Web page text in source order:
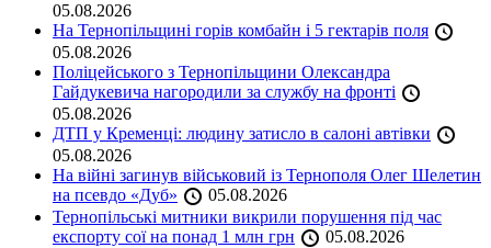
05.08.2026
На Тернопільщині горів комбайн і 5 гектарів поля
05.08.2026
Поліцейського з Тернопільщини Олександра
Гайдукевича нагородили за службу на фронті
05.08.2026
ДТП у Кременці: людину затисло в салоні автівки
05.08.2026
На війні загинув військовий із Тернополя Олег Шелетин
на псевдо «Дуб»
05.08.2026
Тернопільські митники викрили порушення під час
експорту сої на понад 1 млн грн
05.08.2026